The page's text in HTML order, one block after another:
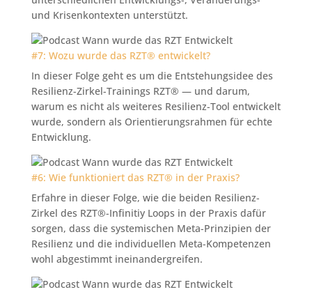
und Krisenkontexten unterstützt.
#7: Wozu wurde das RZT® entwickelt?
In dieser Folge geht es um die Entstehungsidee des
Resilienz-Zirkel-Trainings RZT® — und darum,
warum es nicht als weiteres Resilienz-Tool entwickelt
wurde, sondern als Orientierungsrahmen für echte
Entwicklung.
#6: Wie funktioniert das RZT® in der Praxis?
Erfahre in dieser Folge, wie die beiden Resilienz-
Zirkel des RZT®-Infinitiy Loops in der Praxis dafür
sorgen, dass die systemischen Meta-Prinzipien der
Resilienz und die individuellen Meta-Kompetenzen
wohl abgestimmt ineinandergreifen.